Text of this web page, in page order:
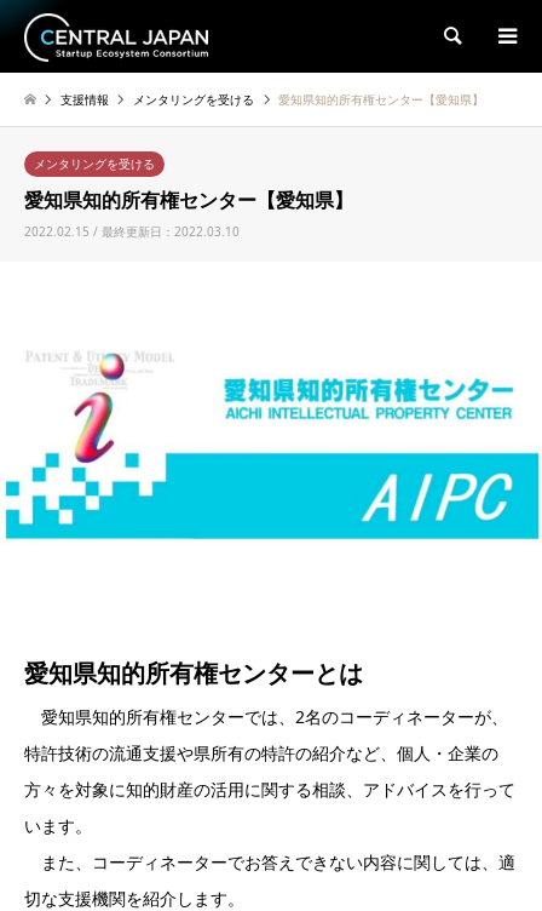
検索
支援情報 メンタリングを受ける 愛知県知的所有権センター【愛知県】
メンタリングを受ける
愛知県知的所有権センター【愛知県】
2022.02.15 / 最終更新日：2022.03.10
愛知県知的所有権センターとは
愛知県知的所有権センターでは、2名のコーディネーターが、
特許技術の流通支援や県所有の特許の紹介など、個人・企業の
方々を対象に知的財産の活用に関する相談、アドバイスを行って
います。
また、コーディネーターでお答えできない内容に関しては、適
切な支援機関を紹介します。